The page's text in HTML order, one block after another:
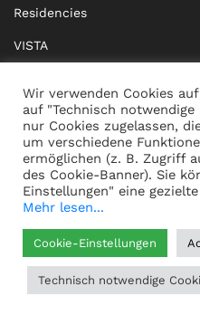
Residencies
VISTA
BRIDGE Network
Dokumente
KONTAKT
WHISTLEBLOWING
HILFE
Wir verwenden Cookies
auf "Technisch
nur Cookies zugelassen,
um verschiedene
ermöglichen (z. B. Zugriff
des Cookie-Banner). Sie
Einstellungen" eine
Mehr lesen...
Cookie-Einstellungen
Technisch notwendige